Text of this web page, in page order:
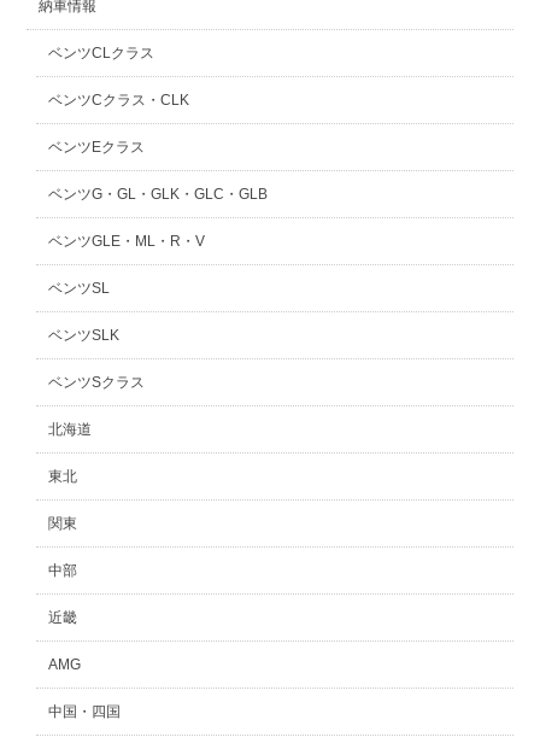
納車情報
ベンツCLクラス
ベンツCクラス・CLK
ベンツEクラス
ベンツG・GL・GLK・GLC・GLB
ベンツGLE・ML・R・V
ベンツSL
ベンツSLK
ベンツSクラス
北海道
東北
関東
中部
近畿
AMG
中国・四国